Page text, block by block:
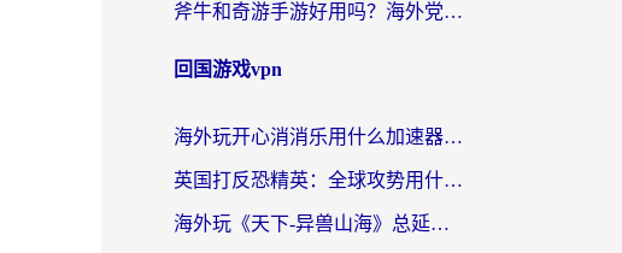
斧牛和奇游手游好用吗？海外党亲测3款回国加速器，选对才能无缝刷国内资源
回国游戏vpn
海外玩开心消消乐用什么加速器最好？2026真实体验指南，告别延迟卡顿
英国打反恐精英：全球攻势用什么加速器？2026年实测有效的国服游戏加速指南
海外玩《天下-异兽山海》总延迟？这篇延迟加速器指南帮你告别卡顿（附日本玩Sky光·遇最高警戒解决方案）